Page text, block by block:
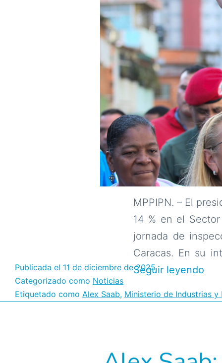
MPPIPN. – El
14 % en el
jornada de
Caracas. En su
Seguir leyendo
Publicada el 11 de diciembre de 2025
Categorizado como Noticias
Etiquetado como Alex Saab, Ministerio de Industrias y